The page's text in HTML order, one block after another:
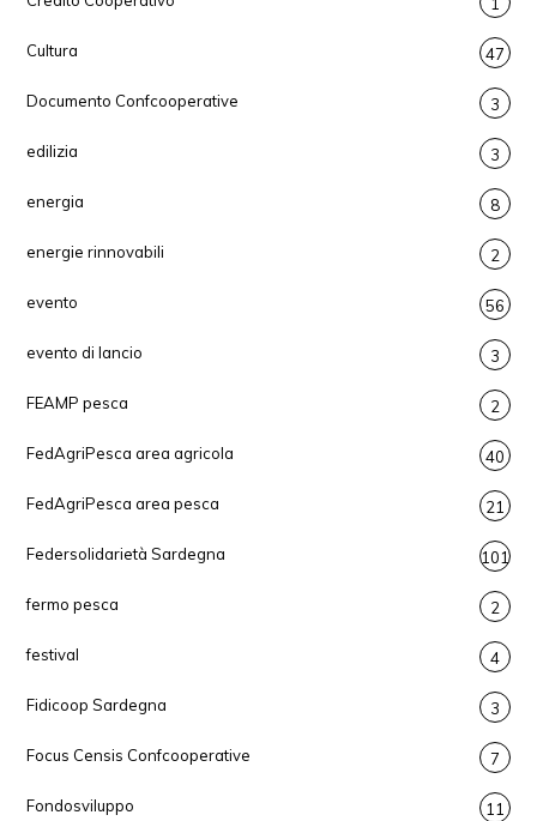
Cultura 47
Documento Confcooperative 3
edilizia 3
energia 8
energie rinnovabili 2
evento 56
evento di lancio 3
FEAMP pesca 2
FedAgriPesca area agricola 40
FedAgriPesca area pesca 21
Federsolidarietà Sardegna 101
fermo pesca 2
festival 4
Fidicoop Sardegna 3
Focus Censis Confcooperative 7
Fondosviluppo 11